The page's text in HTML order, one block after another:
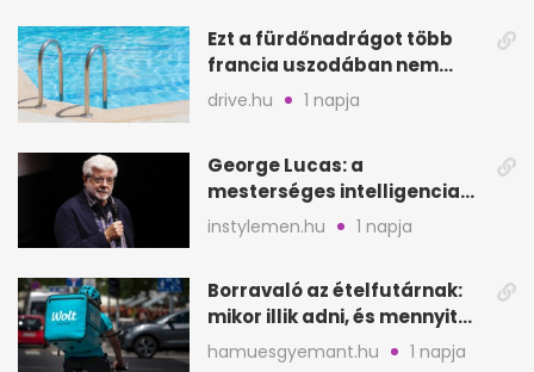
Ezt a fürdőnadrágot több
francia uszodában nem
fogadják el
drive.hu 1 napja
George Lucas: a
mesterséges intelligencia
lehet Hollywood következő
lépése
instylemen.hu 1 napja
Borravaló az ételfutárnak:
mikor illik adni, és mennyit
rendeléskor?
hamuesgyemant.hu 1 napja